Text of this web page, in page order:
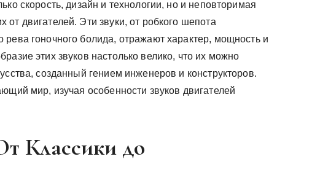
скорость, дизайн и технологии, но и неповторимая
двигателей. Эти звуки, от робкого шепота
рева гоночного болида, отражают характер, мощность и
этих звуков настолько велико, что их можно
созданный гением инженеров и конструкторов.
мир, изучая особенности звуков двигателей
Классики до